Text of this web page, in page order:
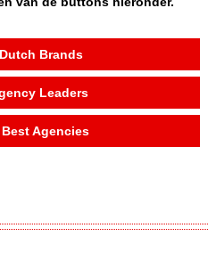
Brands
Leaders
Best Agencies